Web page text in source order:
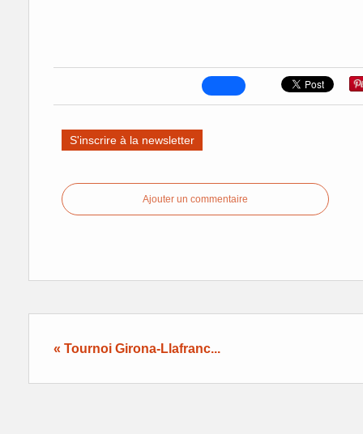
S'inscrire à la newsletter
Ajouter un commentaire
« Tournoi Girona-Llafranc...